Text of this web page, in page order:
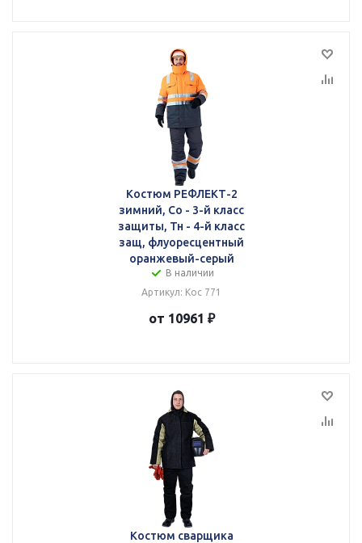
Костюм РЕФЛЕКТ-2
зимний, Со - 3-й класс
защиты, Тн - 4-й класс
защ, флуоресцентный
оранжевый-серый
В наличии
Артикул: Кос 771
от 10961 ₽
Костюм сварщика